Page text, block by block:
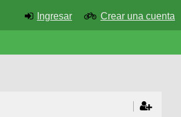
Ingresar Crear una cuenta